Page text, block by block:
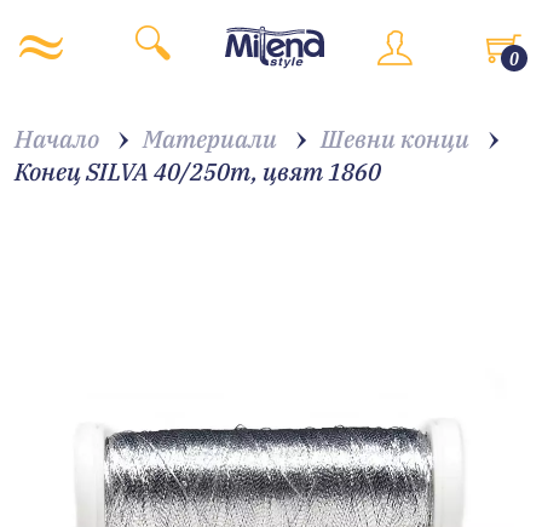
0
Начало Материали
Шевни конци
Конец SILVA 40/250m, цвят 1860